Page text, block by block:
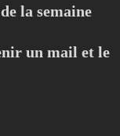
la semaine
un mail et le